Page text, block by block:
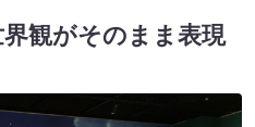
観がそのまま表現